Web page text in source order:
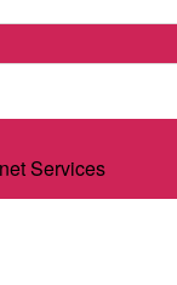
Services